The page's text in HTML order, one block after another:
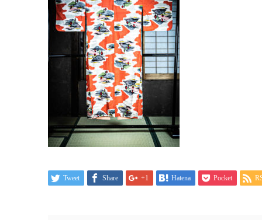
Tweet Share +1 Hatena Pocket